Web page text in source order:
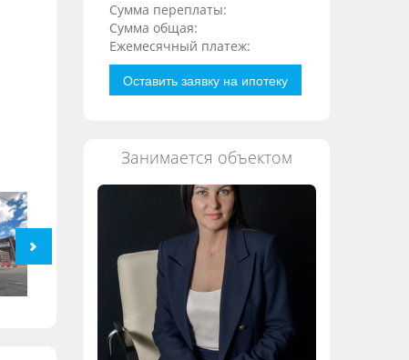
Сумма переплаты:
Сумма общая:
Ежемесячный платеж:
Оставить заявку на ипотеку
Занимается объектом